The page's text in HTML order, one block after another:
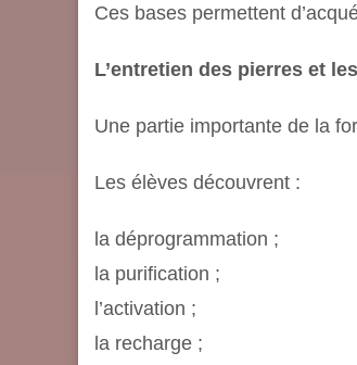
Ces bases permettent
L’entretien des pierres et
Une partie importante de la
Les élèves découvrent :
la déprogrammation ;
la purification ;
l’activation ;
la recharge ;